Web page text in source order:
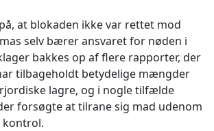
at blokaden ikke var rettet mod
selv bærer ansvaret for nøden i
bakkes op af flere rapporter, der
tilbageholdt betydelige mængder
lagre, og i nogle tilfælde
forsøgte at tilrane sig mad udenom
kontrol.